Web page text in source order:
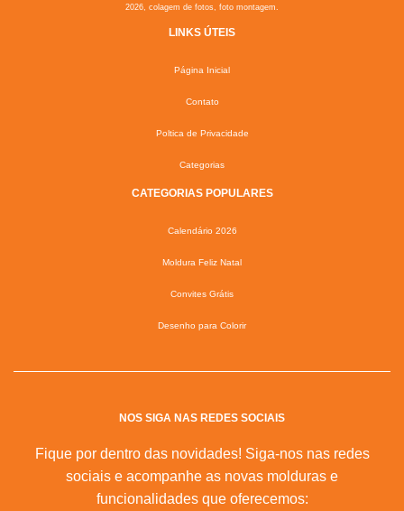
2026, colagem de fotos, foto montagem.
LINKS ÚTEIS
Página Inicial
Contato
Poltica de Privacidade
Categorias
CATEGORIAS POPULARES
Calendário 2026
Moldura Feliz Natal
Convites Grátis
Desenho para Colorir
NOS SIGA NAS REDES SOCIAIS
Fique por dentro das novidades! Siga-nos nas redes
sociais e acompanhe as novas molduras e
funcionalidades que oferecemos: